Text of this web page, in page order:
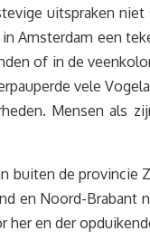
uitspraken
Amsterdam een
of in de
vele
Mensen als
buiten de
en Noord-
en der